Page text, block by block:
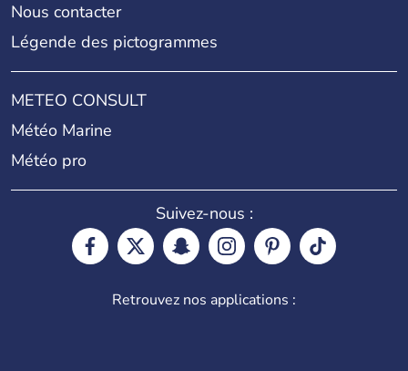
Nous contacter
Légende des pictogrammes
METEO CONSULT
Météo Marine
Météo pro
Suivez-nous :
Retrouvez nos applications :